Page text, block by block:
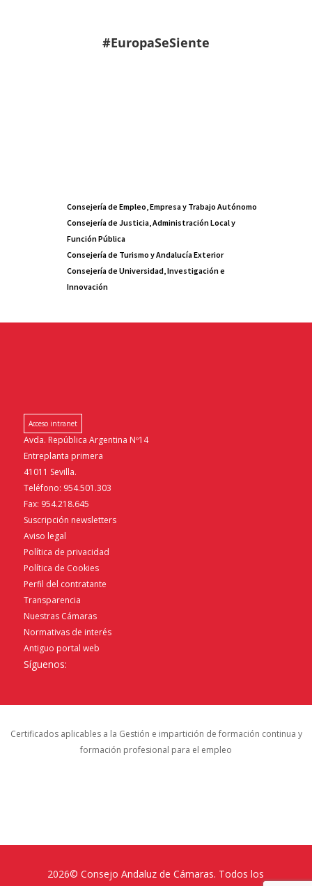
#EuropaSeSiente
Consejería de Empleo, Empresa y Trabajo Autónomo
Consejería de Justicia, Administración Local y
Función Pública
Consejería de Turismo y Andalucía Exterior
Consejería de Universidad, Investigación e
Innovación
Acceso intranet
Avda. República Argentina Nº14
Entreplanta primera
41011 Sevilla.
Teléfono: 954.501.303
Fax: 954.218.645
Suscripción newsletters
Aviso legal
Política de privacidad
Política de Cookies
Perfil del contratante
Transparencia
Nuestras Cámaras
Normativas de interés
Antiguo portal web
Síguenos:
Certificados aplicables a la Gestión e impartición de formación continua y
formación profesional para el empleo
2026© Consejo Andaluz de Cámaras. Todos los